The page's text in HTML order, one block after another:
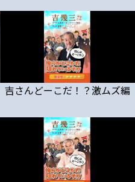
吉さんどーこだ！？激ムズ編